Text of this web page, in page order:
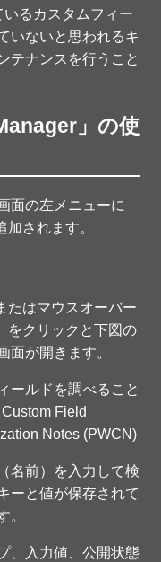
るカスタムフィー
いないと思われるキ
テナンスを行うこと
」の使
面の左メニューに
されます。
たはマウスオーバー
をクリックと下図の
面が開きます。
名前）を入力して検
ーと値が保存されて
。
、入力値、公開状態